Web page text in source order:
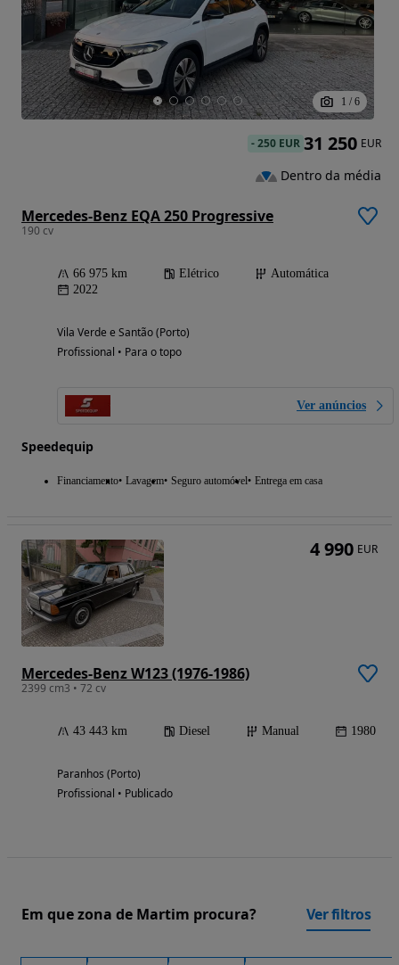
1 / 6
Mercedes-Benz EQA 250 Progressive
190 cv
66 975 km Elétrico
Automática
2022
Vila Verde e Santão (Porto)
Profissional • Para o topo
Ver anúncios
Speedequip
Financiamento Lavagem Seguro automóvel Entrega em casa
-250 EUR 31 250 EUR
Dentro da média
Mercedes-Benz W123 (1976-1986)
2399 cm3 • 72 cv
43 443 km Diesel Manual 1980
Paranhos (Porto)
Profissional • Publicado
4 990 EUR
Em que zona de Martim procura? Ver filtros